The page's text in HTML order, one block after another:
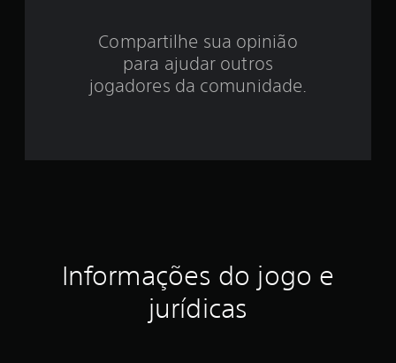
e
Compartilhe sua opinião
para ajudar outros
jogadores da comunidade.
Informações do jogo e
jurídicas